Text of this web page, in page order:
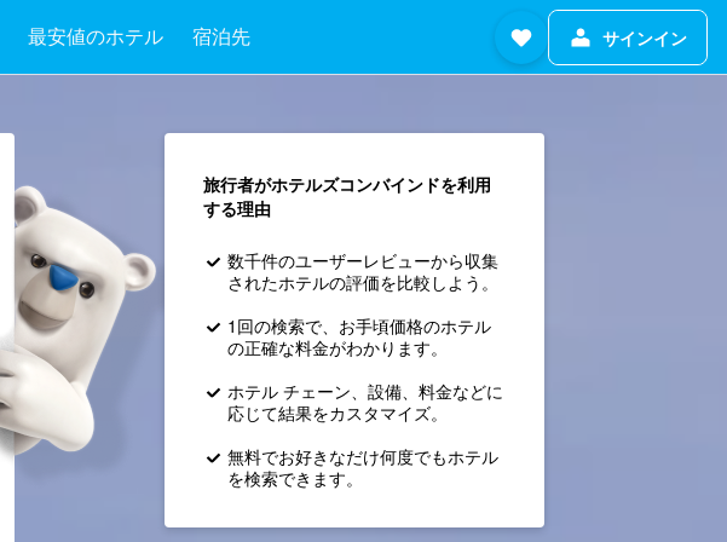
最安値のホテル 宿泊先 サインイン
旅行者がホテルズコンバインド​を利用
する理由
数千件のユーザーレビューから収集
されたホテルの評価を比較しよう。
1回の検索で、お手頃価格のホテル
の正確な料金がわかります。
ホテル チェーン、設備、料金などに
応じて結果をカスタマイズ。
無料でお好きなだけ何度でもホテル
を検索できます。